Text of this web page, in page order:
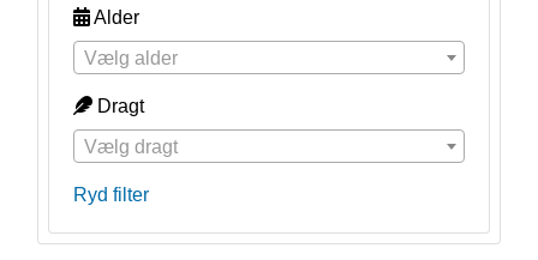
Alder
Vælg alder
Dragt
Vælg dragt
Ryd filter